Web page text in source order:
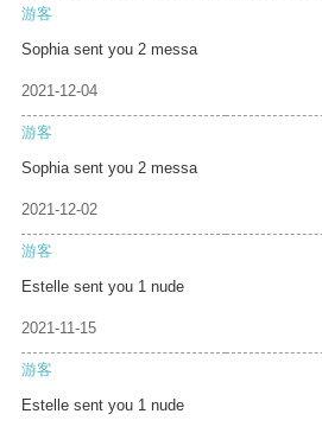
游客
Sophia sent you 2 messa
2021-12-04
游客
Sophia sent you 2 messa
2021-12-02
游客
Estelle sent you 1 nude
2021-11-15
游客
Estelle sent you 1 nude